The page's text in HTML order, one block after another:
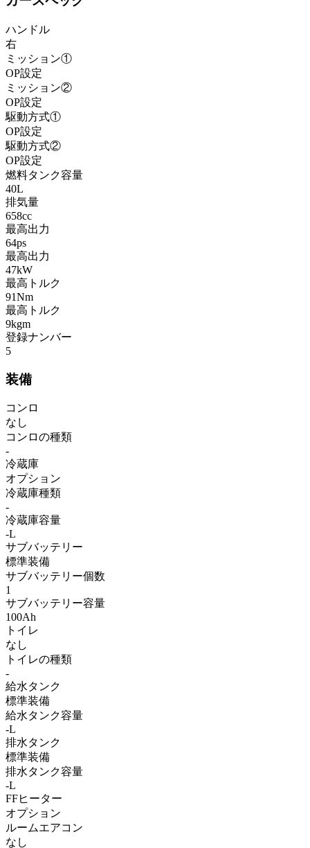
ハンドル
右
ミッション①
OP設定
ミッション②
OP設定
駆動方式①
OP設定
駆動方式②
OP設定
燃料タンク容量
40L
排気量
658cc
最高出力
64ps
最高出力
47kW
最高トルク
91Nm
最高トルク
9kgm
登録ナンバー
5
装備
コンロ
なし
コンロの種類
-
冷蔵庫
オプション
冷蔵庫種類
-
冷蔵庫容量
-L
サブバッテリー
標準装備
サブバッテリー個数
1
サブバッテリー容量
100Ah
トイレ
なし
トイレの種類
-
給水タンク
標準装備
給水タンク容量
-L
排水タンク
標準装備
排水タンク容量
-L
FFヒーター
オプション
ルームエアコン
なし